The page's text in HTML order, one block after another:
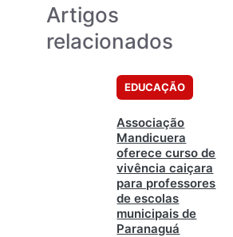
Artigos
relacionados
EDUCAÇÃO
Associação
Mandicuera
oferece curso de
vivência caiçara
para professores
de escolas
municipais de
Paranaguá